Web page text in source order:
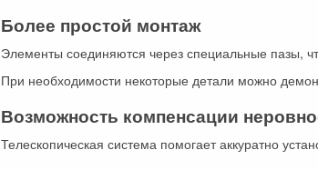
Более простой монтаж
Элементы соединяются через специальные пазы,
При необходимости некоторые детали можно
Возможность компенсации
Телескопическая система помогает аккуратно